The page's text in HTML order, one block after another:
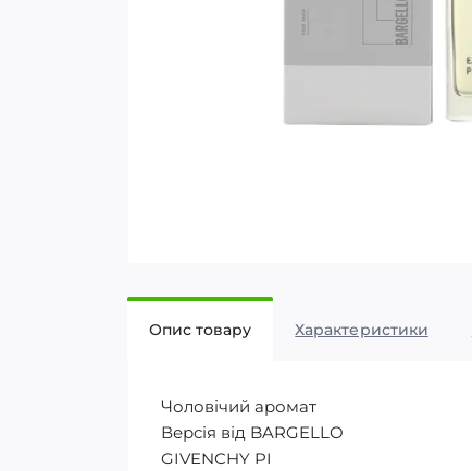
Опис товару Характеристики
Чоловічий аромат
Версія від BARGELLO
GIVENCHY PI